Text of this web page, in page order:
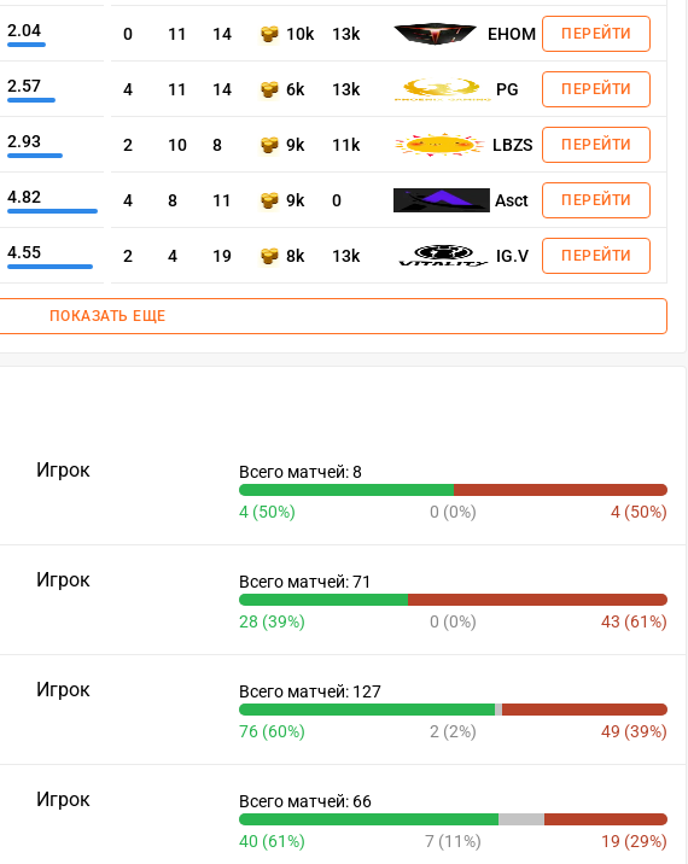
2.04
2.57
2.93
4.82
4.55
0 11 14 10k 13k EHOM ПЕРЕЙТИ
4 11 14 6k 13k PG ПЕРЕЙТИ
2 10 8 9k 11k LBZS ПЕРЕЙТИ
4 8 11 9k 0 Asct ПЕРЕЙТИ
2 4 19 8k 13k IG.V ПЕРЕЙТИ
ПОКАЗАТЬ ЕЩЕ
Игрок Всего матчей: 8
4 (50%) 0 (0%) 4 (50%)
Игрок Всего матчей: 71
28 (39%) 0 (0%) 43 (61%)
Игрок Всего матчей: 127
76 (60%) 2 (2%) 49 (39%)
Игрок Всего матчей: 66
40 (61%) 7 (11%) 19 (29%)